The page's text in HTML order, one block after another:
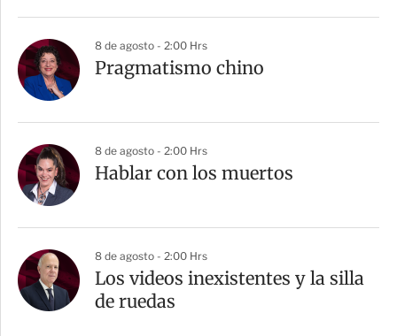
8 de agosto - 2:00 Hrs
Pragmatismo chino
8 de agosto - 2:00 Hrs
Hablar con los muertos
8 de agosto - 2:00 Hrs
Los videos inexistentes y la silla
de ruedas